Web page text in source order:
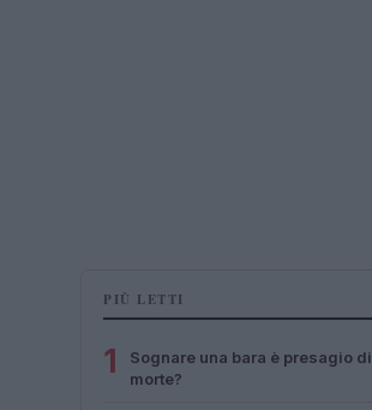
PIÙ LETTI
1
Sognare una bara è presagio di
morte?